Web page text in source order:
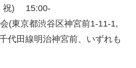
祝) 15:00-
(東京都渋谷区神宮前1-11-1,
代田線明治神宮前、いずれも